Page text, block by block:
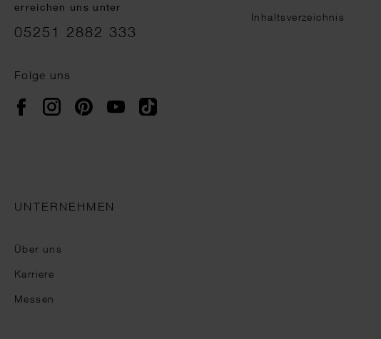
erreichen uns unter
05251 2882 333
Folge uns
FacebookInstagramPinterestYouTubeTikTok
Inhaltsverzeichnis
UNTERNEHMEN
Über uns
Karriere
Messen